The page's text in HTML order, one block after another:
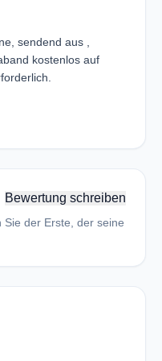
sendend aus ,
kostenlos auf
Bewertung schreiben
Sie der Erste, der seine